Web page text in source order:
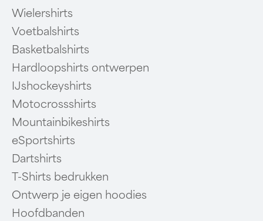
Wielershirts
Voetbalshirts
Basketbalshirts
Hardloopshirts ontwerpen
IJshockeyshirts
Motocrossshirts
Mountainbikeshirts
eSportshirts
Dartshirts
T-Shirts bedrukken
Ontwerp je eigen hoodies
Hoofdbanden